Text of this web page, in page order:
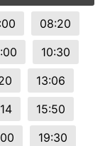
08:20
10:30
13:06
15:50
19:30